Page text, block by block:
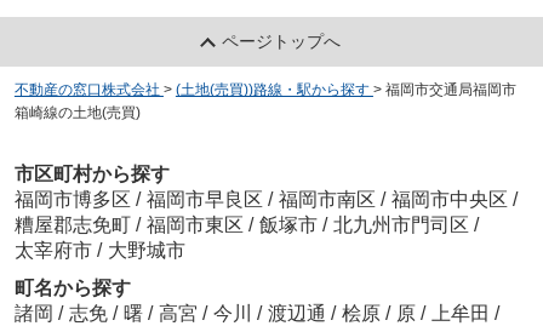
ページトップへ
不動産の窓口株式会社 > (土地(売買))路線・駅から探す > 福岡市交通局福岡市
箱崎線の土地(売買)
市区町村から探す
福岡市博多区 / 福岡市早良区 / 福岡市南区 / 福岡市中央区 /
糟屋郡志免町 / 福岡市東区 / 飯塚市 / 北九州市門司区 /
太宰府市 / 大野城市
町名から探す
諸岡 / 志免 / 曙 / 高宮 / 今川 / 渡辺通 / 桧原 / 原 / 上牟田 /